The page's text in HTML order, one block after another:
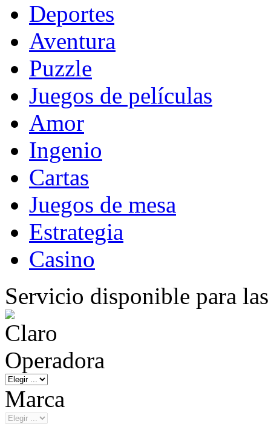
Deportes
Aventura
Puzzle
Juegos de películas
Amor
Ingenio
Cartas
Juegos de mesa
Estrategia
Casino
Servicio disponible para
Operadora
Marca